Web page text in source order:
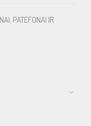
, PATEFONAI IR